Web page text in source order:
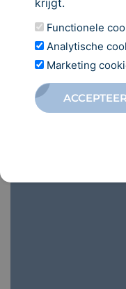
013 - 52 10 660
Functionele
Analytische
Marketing